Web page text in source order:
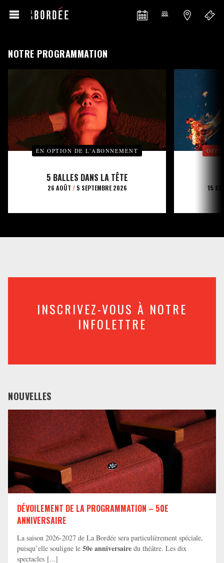
NOTRE PROGRAMMATION
EN OPTION DE L’ABONNEMENT
5 BALLES DANS LA TÊTE
26 AOÛT /5 SEPTEMBRE 2026 15
INSCRIVEZ-VOUS À NOTRE
INFOLETTRE
NOUVELLES
DÉVOILEMENT DE LA PROGRAMMATION – 50E
ANNIVERSAIRE
La saison 2026-2027 de La Bordée sera particulièrement spéciale,
puisqu’elle souligne le 50e anniversaire du théâtre. Les dix
spectacles [...]